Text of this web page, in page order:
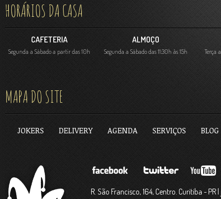
HORÁRIOS DA CASA
CAFETERIA
Segunda a Sábado a partir das 10h
ALMOÇO
Segunda a Sábado das 11:30h às 15h Terça
MAPA DO SITE
JOKERS DELIVERY AGENDA SERVIÇOS BLOG
R. São Francisco, 164, Centro. Curitiba - PR